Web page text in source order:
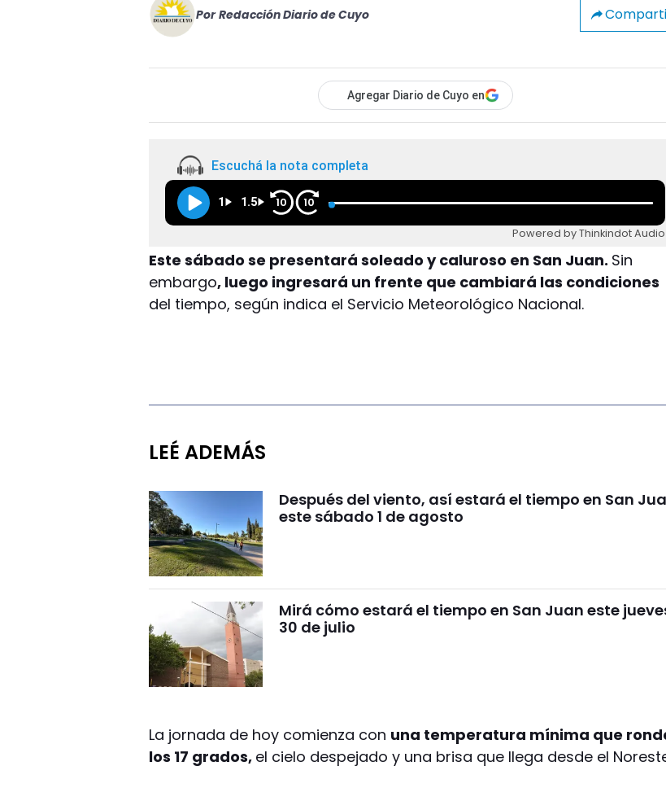
Por Redacción Diario de Cuyo
Agregar Diario de Cuyo en
Escuchá la nota completa
1 1.5 10 10
Powered by Thinkindot Audio
Este sábado se presentará soleado y caluroso en San Juan. Sin
embargo, luego ingresará un frente que cambiará las condiciones
del tiempo, según indica el Servicio Meteorológico Nacional.
LEÉ ADEMÁS
Después del viento, así estará el tiempo en San
este sábado 1 de agosto
Mirá cómo estará el tiempo en San Juan este
30 de julio
La jornada de hoy comienza con una temperatura mínima que
los 17 grados, el cielo despejado y una brisa que llega desde el